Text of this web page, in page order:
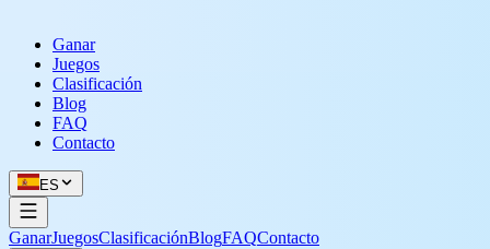
Ganar
Juegos
Clasificación
Blog
FAQ
Contacto
ES
GanarJuegosClasificaciónBlogFAQContacto